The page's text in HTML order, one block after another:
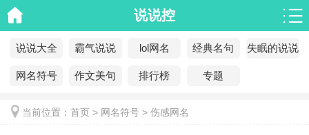
说说控
说说大全 霸气说说 lol网名 经典名句 失眠的说说
网名符号 作文美句 排行榜 专题
当前位置： 首页 > 网名符号 > 伤感网名